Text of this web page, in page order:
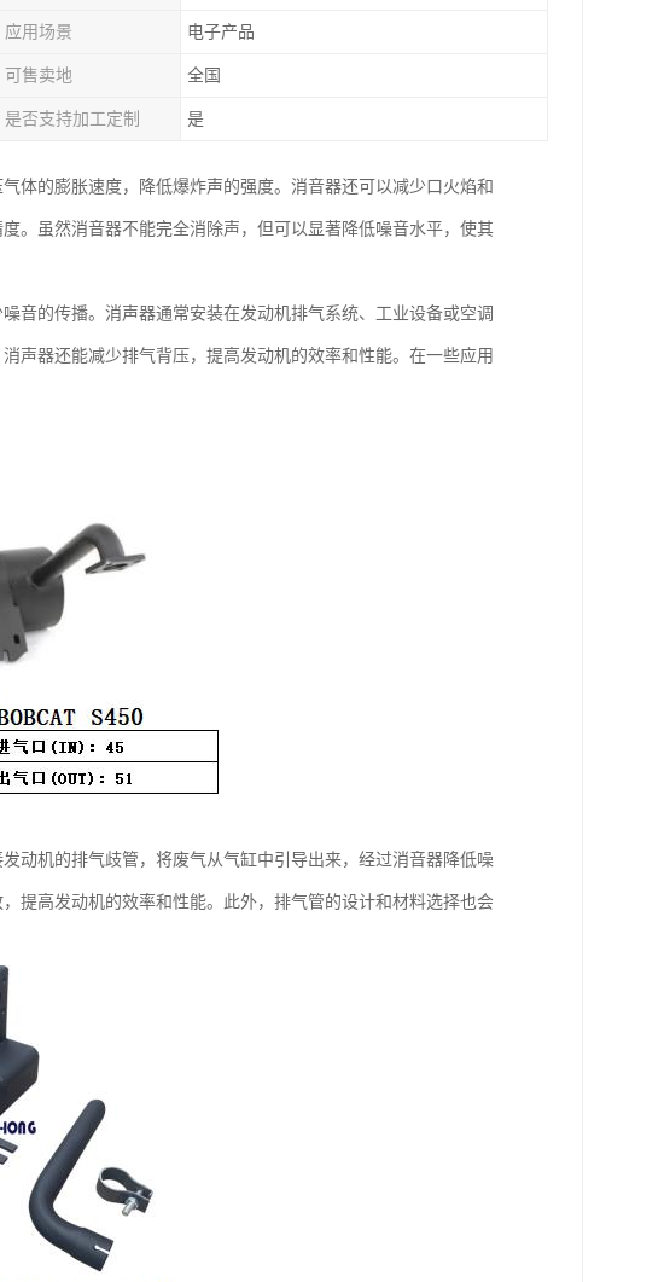
应用场景 电子产品
可售卖地 全国
是否支持加工定制 是
体的膨胀速度，降低爆炸声的强度。消音器还可以减少口火焰和
。虽然消音器不能完全消除声，但可以显著降低噪音水平，使其
音的传播。消声器通常安装在发动机排气系统、工业设备或空调
声器还能减少排气背压，提高发动机的效率和性能。在一些应用
动机的排气歧管，将废气从气缸中引导出来，经过消音器降低噪
提高发动机的效率和性能。此外，排气管的设计和材料选择也会